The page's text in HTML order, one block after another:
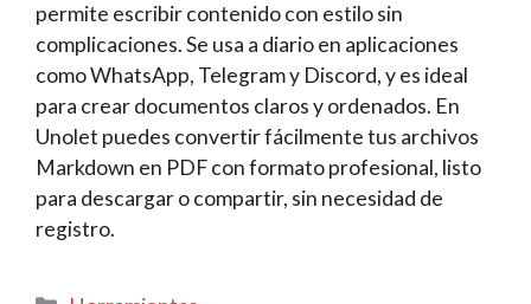
permite escribir contenido con estilo sin
complicaciones. Se usa a diario en aplicaciones
como WhatsApp, Telegram y Discord, y es ideal
para crear documentos claros y ordenados. En
Unolet puedes convertir fácilmente tus archivos
Markdown en PDF con formato profesional, listo
para descargar o compartir, sin necesidad de
registro.